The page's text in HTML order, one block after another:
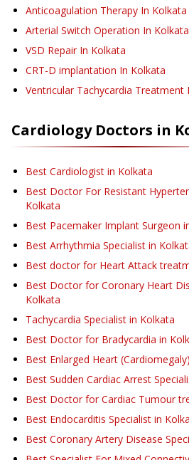
Anticoagulation Therapy In Kolkata
Arterial Switch Operation In Kolkata
VSD Repair In Kolkata
CRT-D implantation In Kolkata
Ventricular Tachycardia Treatment
CardiologyDoctors in
Best Cardiologist in Kolkata
Best Doctor For Resistant
Kolkata
Best Pacemaker Implant Surgeon
Best Arrhythmia Specialist in
Best doctor for Heart Attack
Best Doctor for Coronary Heart
Kolkata
Tachycardia Specialist in Kolkata
Best Doctor for Bradycardia in
Best Enlarged Heart
Best Sudden Cardiac Arrest
Best Doctor for Cardiac Tumour
Best Endocarditis Specialist in
Best Coronary Artery Disease